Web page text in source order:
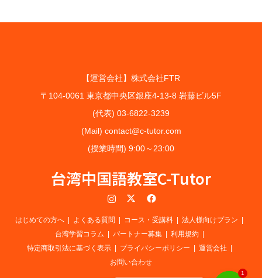
【運営会社】株式会社FTR
〒104-0061 東京都中央区銀座4-13-8 岩藤ビル5F
(代表) 03-6822-3239
(Mail) contact@c-tutor.com
(授業時間) 9:00～23:00
台湾中国語教室C-Tutor
はじめての方へ よくある質問 コース・受講料
法人様向けプラン
台湾学習コラム
パートナー募集
利用規約
特定商取引法に基づく表示
プライバシーポリシー
運営会社
お問い合わせ
1